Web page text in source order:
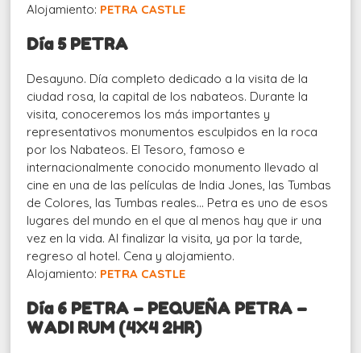
Alojamiento: PETRA CASTLE
Día 5 PETRA
Desayuno. Día completo dedicado a la visita de la
ciudad rosa, la capital de los nabateos. Durante la
visita, conoceremos los más importantes y
representativos monumentos esculpidos en la roca
por los Nabateos. El Tesoro, famoso e
internacionalmente conocido monumento llevado al
cine en una de las películas de India Jones, las Tumbas
de Colores, las Tumbas reales… Petra es uno de esos
lugares del mundo en el que al menos hay que ir una
vez en la vida. Al finalizar la visita, ya por la tarde,
regreso al hotel. Cena y alojamiento.
Alojamiento: PETRA CASTLE
Día 6 PETRA – PEQUEÑA PETRA –
WADI RUM (4X4 2HR)